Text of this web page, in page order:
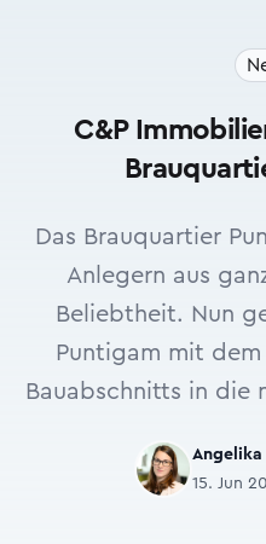
C&P
Das Brauquartier
Anlegern aus
Beliebtheit. Nun
Puntigam mit
Bauabschnitts in die
Angelika
15. Jun